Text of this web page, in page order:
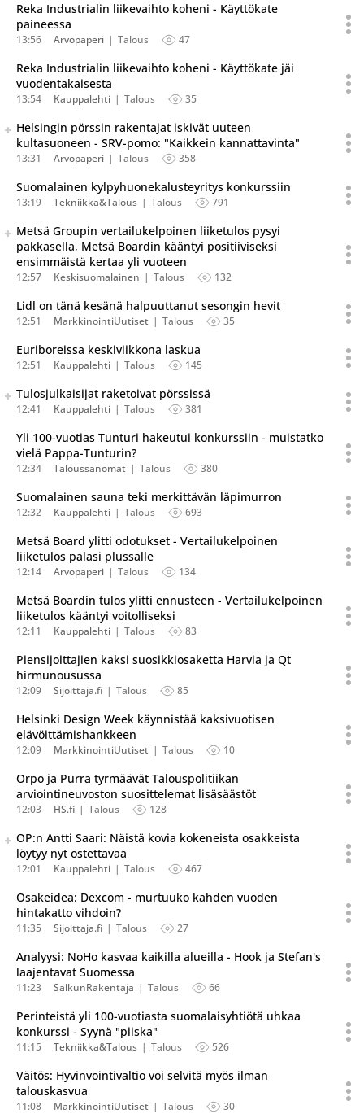
Reka Industrialin liikevaihto koheni - Käyttökate
paineessa
13:56 Arvopaperi Talous 47
Reka Industrialin liikevaihto koheni - Käyttökate jäi
vuodentakaisesta
13:54 Kauppalehti Talous 35
Seuraava uutinen on julkaistu useassa eri lähteessä.
Listaa uutisen kaikki versiot
Helsingin pörssin rakentajat iskivät uuteen
kultasuoneen - SRV-pomo: "Kaikkein kannattavinta"
13:31 Arvopaperi Talous 358
Suomalainen kylpyhuonekalusteyritys konkurssiin
13:19 Tekniikka&Talous Talous 791
Seuraava uutinen on julkaistu useassa eri lähteessä.
Listaa uutisen kaikki versiot
Metsä Groupin vertailukelpoinen liiketulos pysyi
pakkasella, Metsä Boardin kääntyi positiiviseksi
ensimmäistä kertaa yli vuoteen
12:57 Keskisuomalainen Talous 132
Lidl on tänä kesänä halpuuttanut sesongin hevit
12:51 MarkkinointiUutiset Talous 35
Euriboreissa keskiviikkona laskua
12:51 Kauppalehti Talous 145
Seuraava uutinen on julkaistu useassa eri lähteessä.
Listaa uutisen kaikki versiot
Tulosjulkaisijat raketoivat pörssissä
12:41 Kauppalehti Talous 381
Yli 100-vuotias Tunturi hakeutui konkurssiin - muistatko
vielä Pappa-Tunturin?
12:34 Taloussanomat Talous 380
Suomalainen sauna teki merkittävän läpimurron
12:32 Kauppalehti Talous 693
Metsä Board ylitti odotukset - Vertailukelpoinen
liiketulos palasi plussalle
12:14 Arvopaperi Talous 134
Metsä Boardin tulos ylitti ennusteen - Vertailukelpoinen
liiketulos kääntyi voitolliseksi
12:11 Kauppalehti Talous 83
Piensijoittajien kaksi suosikkiosaketta Harvia ja Qt
hirmunousussa
12:09 Sijoittaja.fi Talous 85
Helsinki Design Week käynnistää kaksivuotisen
elävöittämishankkeen
12:09 MarkkinointiUutiset Talous 10
Orpo ja Purra tyrmäävät Talouspolitiikan
arviointineuvoston suosittelemat lisäsäästöt
12:03 HS.fi Talous 128
Seuraava uutinen on julkaistu useassa eri lähteessä.
Listaa uutisen kaikki versiot
OP:n Antti Saari: Näistä kovia kokeneista osakkeista
löytyy nyt ostettavaa
12:01 Kauppalehti Talous 467
Osakeidea: Dexcom - murtuuko kahden vuoden
hintakatto vihdoin?
11:35 Sijoittaja.fi Talous 27
Analyysi: NoHo kasvaa kaikilla alueilla - Hook ja Stefan's
laajentavat Suomessa
11:23 SalkunRakentaja Talous 66
Perinteistä yli 100-vuotiasta suomalaisyhtiötä uhkaa
konkurssi - Syynä "piiska"
11:15 Tekniikka&Talous Talous 526
Väitös: Hyvinvointivaltio voi selvitä myös ilman
talouskasvua
11:08 MarkkinointiUutiset Talous 30